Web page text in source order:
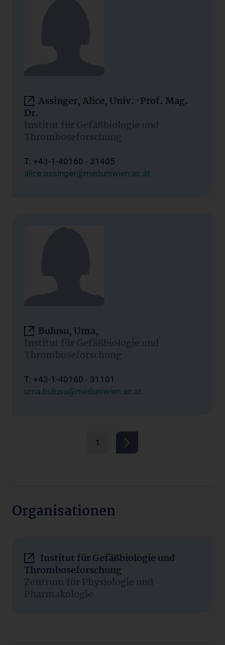
Assinger, Alice, Univ.-Prof. Mag.
Dr.
Institut für Gefäßbiologie und
Thromboseforschung
T: +43-1-40160 - 31405
alice.assinger@meduniwien.ac.at
Bulusu, Uma,
Institut für Gefäßbiologie und
Thromboseforschung
T: +43-1-40160 - 31101
uma.bulusu@meduniwien.ac.at
1
Organisationen
Institut für Gefäßbiologie und
Thromboseforschung
Zentrum für Physiologie und
Pharmakologie